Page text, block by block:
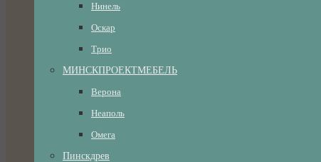
Нинель
Оскар
Трио
МИНСКПРОЕКТМЕБЕЛЬ
Верона
Неаполь
Омега
Пинскдрев